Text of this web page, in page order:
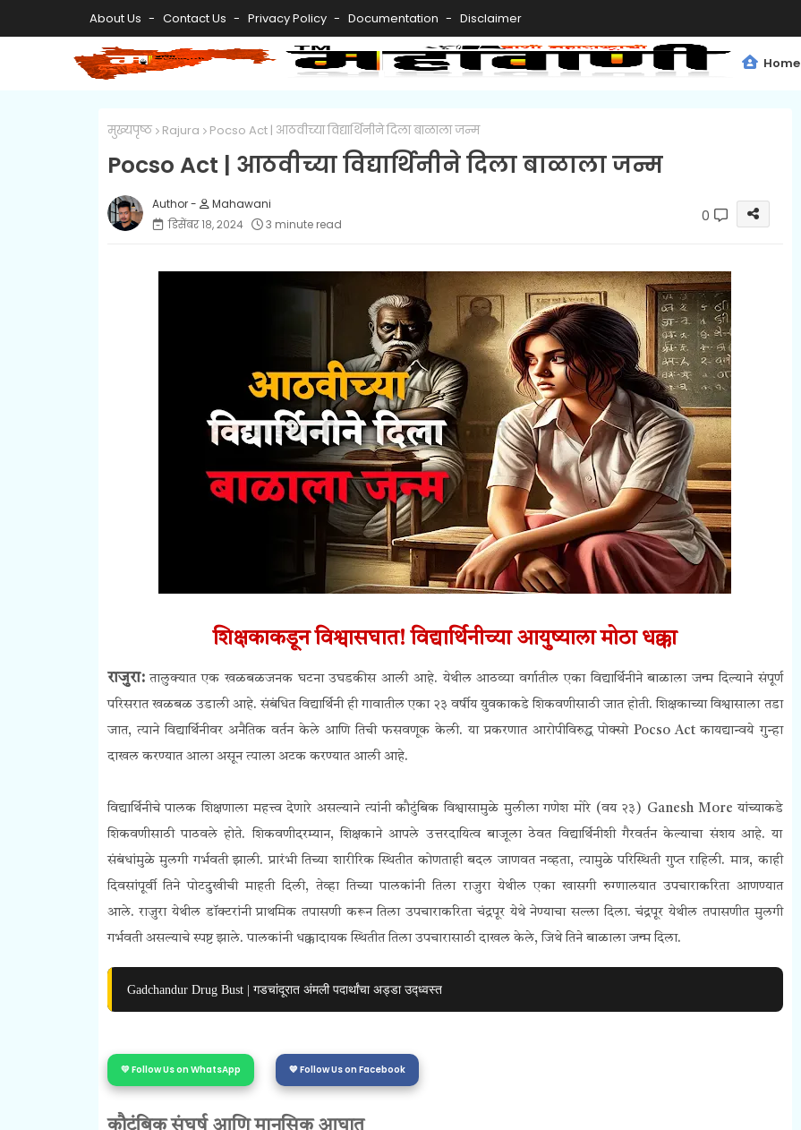
About Us Contact Us Privacy Policy Documentation Disclaimer
Home
मुख्यपृष्ठ Rajura Pocso Act | आठवीच्या विद्यार्थिनीने दिला बाळाला जन्म
Pocso Act | आठवीच्या विद्यार्थिनीने दिला बाळाला जन्म
Mahawani
डिसेंबर १८, २०२४
3 minute read 0
शिक्षकाकडून विश्वासघात! विद्यार्थिनीच्या आयुष्याला मोठा धक्का
राजुरा:तालुक्यात एक खळबळजनक घटना उघडकीस आली आहे. येथील आठव्या वर्गातील एका विद्यार्थिनीने बाळाला जन्म दिल्याने संपूर्ण
परिसरात खळबळ उडाली आहे. संबंधित विद्यार्थिनी ही गावातील एका २३ वर्षीय युवकाकडे शिकवणीसाठी जात होती. शिक्षकाच्या विश्वासाला तडा
जात, त्याने विद्यार्थिनीवर अनैतिक वर्तन केले आणि तिची फसवणूक केली. या प्रकरणात आरोपीविरुद्ध पोक्सोPocso Actकायद्यान्वये गुन्हा
दाखल करण्यात आला असून त्याला अटक करण्यात आली आहे.
विद्यार्थिनीचे पालक शिक्षणाला महत्त्व देणारे असल्याने त्यांनी कौटुंबिक विश्वासामुळे मुलीलागणेश मोरे (वय २३) Ganesh More यांच्याकडे
शिकवणीसाठी पाठवले होते. शिकवणीदरम्यान, शिक्षकाने आपले उत्तरदायित्व बाजूला ठेवत विद्यार्थिनीशी गैरवर्तन केल्याचा संशय आहे. या
संबंधांमुळे मुलगी गर्भवती झाली. प्रारंभी तिच्या शारीरिक स्थितीत कोणताही बदल जाणवत नव्हता, त्यामुळे परिस्थिती गुप्त राहिली. मात्र, काही
दिवसांपूर्वी तिने पोटदुखीची माहती दिली, तेव्हा तिच्या पालकांनी तिला राजुरा येथील एका खासगी रुग्णालयात उपचाराकरिता आणण्यात
आले.राजुरा येथील डॉक्टरांनी प्राथमिक तपासणी करून तिला उपचाराकरिता चंद्रपूर येथे नेण्याचा सल्ला दिला. चंद्रपूर येथील तपासणीत मुलगी
गर्भवती असल्याचे स्पष्ट झाले. पालकांनी धक्कादायक स्थितीत तिला उपचारासाठी दाखल केले, जिथे तिने बाळाला जन्म दिला.
Gadchandur Drug Bust | गडचांदूरात अंमली पदार्थांचा अड्डा उद्ध्वस्त
💛 Follow Us on WhatsApp 💙 Follow Us on Facebook
कौटुंबिक संघर्ष आणि मानसिक आघात